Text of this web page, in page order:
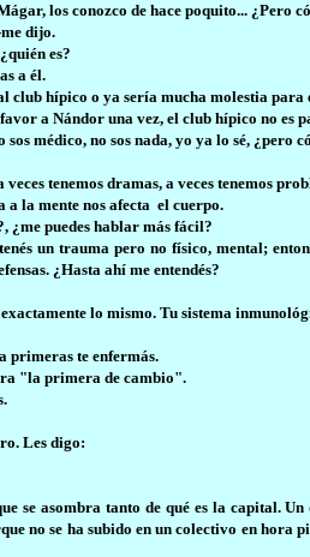
los conozco de hace poquito... ¿Pero
dijo.
es?
a él.
hípico o ya sería mucha molestia para
a Nándor una vez, el club hípico no
sos médico, no sos nada, yo ya lo sé, ¿pero
veces tenemos dramas, a veces tenemos
a la mente nos afecta el cuerpo.
¿me puedes hablar más fácil?
un trauma pero no físico, mental;
¿Hasta ahí me entendés?
lo mismo. Tu sistema
primeras te enfermás.
"la primera de cambio".
Les digo:
se asombra tanto de qué es la capital.
no se ha subido en un colectivo en hora